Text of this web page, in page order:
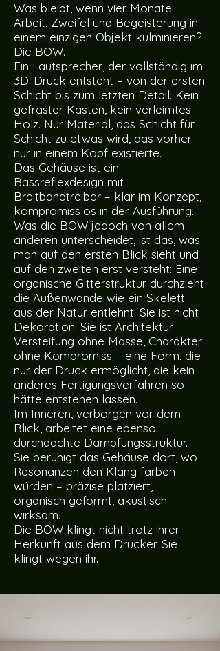
Was bleibt, wenn vier Monate
Arbeit, Zweifel und Begeisterung in
einem einzigen Objekt kulminieren?
Die BOW.
Ein Lautsprecher, der vollständig im
3D-Druck entsteht – von der ersten
Schicht bis zum letzten Detail. Kein
gefräster Kasten, kein verleimtes
Holz. Nur Material, das Schicht für
Schicht zu etwas wird, das vorher
nur in einem Kopf existierte.
Das Gehäuse ist ein
Bassreflexdesign mit
Breitbandtreiber – klar im Konzept,
kompromisslos in der Ausführung.
Was die BOW jedoch von allem
anderen unterscheidet, ist das, was
man auf den ersten Blick sieht und
auf den zweiten erst versteht: Eine
organische Gitterstruktur durchzieht
die Außenwände wie ein Skelett
aus der Natur entlehnt. Sie ist nicht
Dekoration. Sie ist Architektur.
Versteifung ohne Masse, Charakter
ohne Kompromiss – eine Form, die
nur der Druck ermöglicht, die kein
anderes Fertigungsverfahren so
hätte entstehen lassen.
Im Inneren, verborgen vor dem
Blick, arbeitet eine ebenso
durchdachte Dämpfungsstruktur.
Sie beruhigt das Gehäuse dort, wo
Resonanzen den Klang färben
würden – präzise platziert,
organisch geformt, akustisch
wirksam.
Die BOW klingt nicht trotz ihrer
Herkunft aus dem Drucker. Sie
klingt wegen ihr.